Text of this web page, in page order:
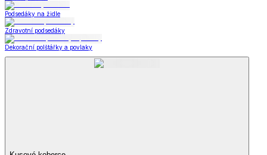
Podsedáky na židle
Zdravotní podsedáky
Dekorační polštářky a povlaky